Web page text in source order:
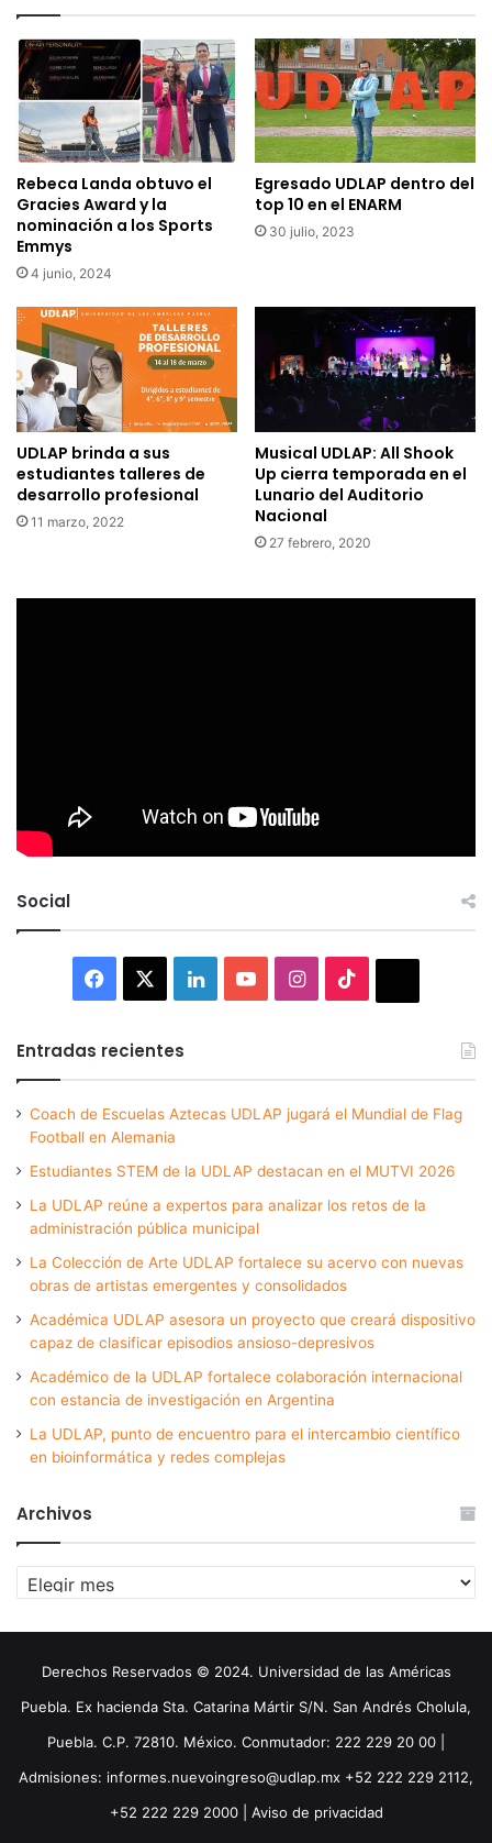
Rebeca Landa obtuvo el
Gracies Award y la
nominación a los Sports
Emmys
4 junio, 2024
Egresado UDLAP dentro del
top 10 en el ENARM
30 julio, 2023
UDLAP brinda a sus
estudiantes talleres de
desarrollo profesional
11 marzo, 2022
Musical UDLAP: All Shook
Up cierra temporada en el
Lunario del Auditorio
Nacional
27 febrero, 2020
Social
Facebook LinkedInYouTubeInstagram
Entradas recientes
Coach de Escuelas Aztecas UDLAP jugará el Mundial de Flag
Football en Alemania
Estudiantes STEM de la UDLAP destacan en el MUTVI 2026
La UDLAP reúne a expertos para analizar los retos de la
administración pública municipal
La Colección de Arte UDLAP fortalece su acervo con nuevas
obras de artistas emergentes y consolidados
Académica UDLAP asesora un proyecto que creará dispositivo
capaz de clasificar episodios ansioso-depresivos
Académico de la UDLAP fortalece colaboración internacional
con estancia de investigación en Argentina
La UDLAP, punto de encuentro para el intercambio científico
en bioinformática y redes complejas
Archivos
Archivos
Derechos Reservados © 2024. Universidad de las Américas
Puebla. Ex hacienda Sta. Catarina Mártir S/N. San Andrés Cholula,
Puebla. C.P. 72810. México. Conmutador: 222 229 20 00 |
Admisiones: informes.nuevoingreso@udlap.mx +52 222 229 2112,
+52 222 229 2000 | Aviso de privacidad